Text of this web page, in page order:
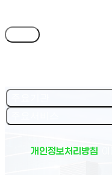
개인정보처리방침